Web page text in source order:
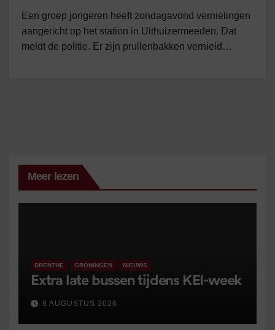
Een groep jongeren heeft zondagavond vernielingen
aangericht op het station in Uithuizermeeden. Dat
meldt de politie. Er zijn prullenbakken vernield…
Meer lezen
DRENTHE GRONINGEN NIEUWS
Extra late bussen tijdens KEI-week
9 AUGUSTUS 2026